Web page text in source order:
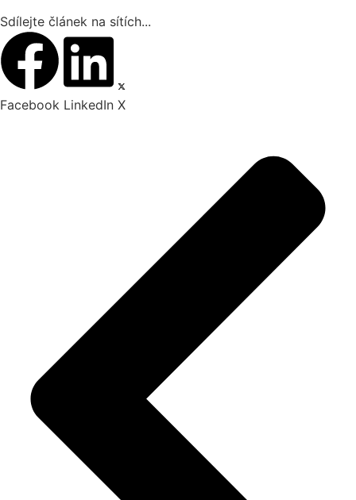
Sdílejte článek na sítích...
Facebook LinkedIn X